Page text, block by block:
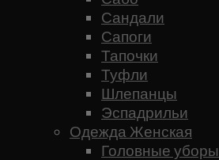
Сандали
Сапоги
Тапочки
Туфли
Шлепанцы
Эспадрильи
Одежда Женская
Головные уборы